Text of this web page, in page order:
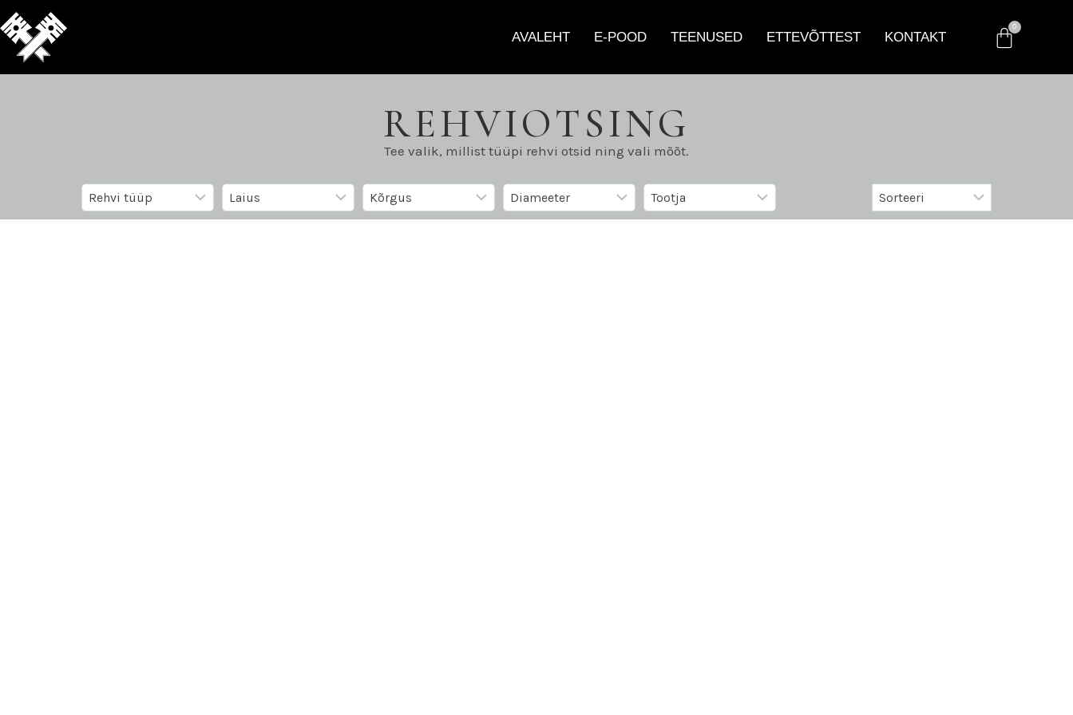
AVALEHT E-POOD TEENUSED ETTEVÕTTEST KONTAKT
REHVIOTSING
Tee valik, millist tüüpi rehvi otsid ning vali mõõt.